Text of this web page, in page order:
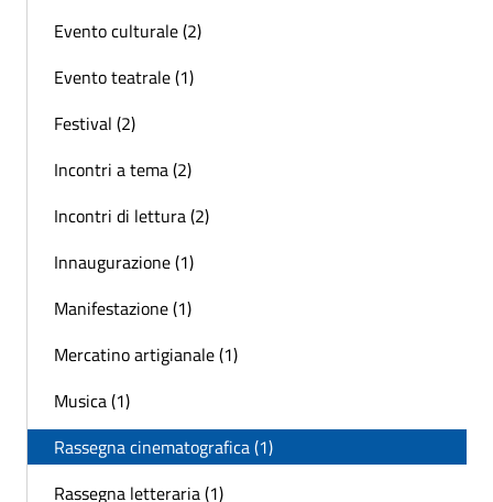
Evento culturale (2)
Evento teatrale (1)
Festival (2)
Incontri a tema (2)
Incontri di lettura (2)
Innaugurazione (1)
Manifestazione (1)
Mercatino artigianale (1)
Musica (1)
Rassegna cinematografica (1)
Rassegna letteraria (1)